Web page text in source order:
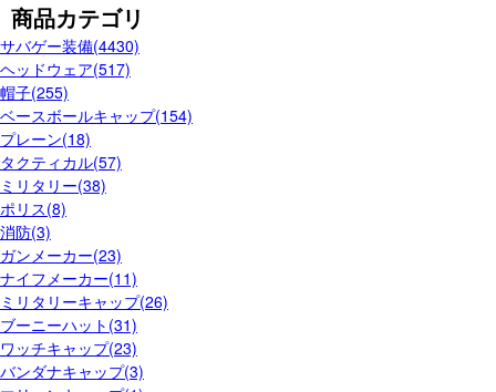
商品カテゴリ
サバゲー装備(4430)
ヘッドウェア(517)
帽子(255)
ベースボールキャップ(154)
プレーン(18)
タクティカル(57)
ミリタリー(38)
ポリス(8)
消防(3)
ガンメーカー(23)
ナイフメーカー(11)
ミリタリーキャップ(26)
ブーニーハット(31)
ワッチキャップ(23)
バンダナキャップ(3)